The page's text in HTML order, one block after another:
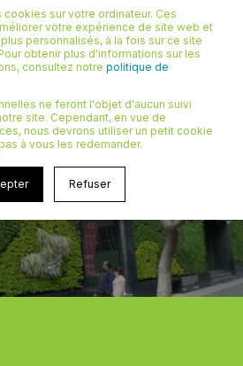
sur votre ordinateur. Ces
votre expérience de site web et
personnalisés, à la fois sur ce site
obtenir plus d'informations sur les
consultez notre politique de
ne feront l'objet d'aucun suivi
site. Cependant, en vue de
nous devrons utiliser un petit cookie
à vous les redemander.
Refuser
que vous
le mur